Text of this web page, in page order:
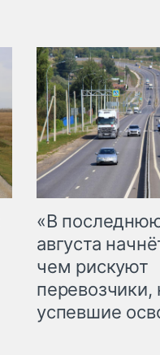
«В
августа
чем рискуют
перевозчики,
успевшие